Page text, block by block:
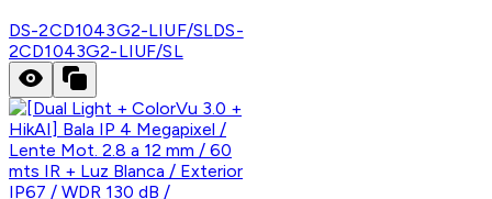
DS-2CD1043G2-LIUF/SLDS-
2CD1043G2-LIUF/SL